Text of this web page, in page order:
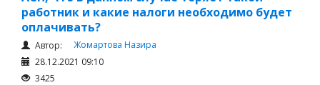
работник и какие налоги необходимо будет
оплачивать?
Автор:
Жомартова Назира
28.12.2021 09:10
3425